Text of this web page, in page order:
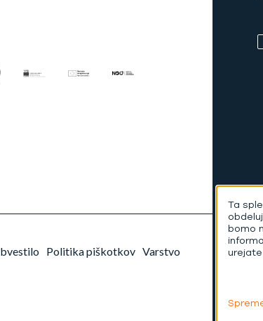
Politika piškotkov Varstvo
Ta
bomo